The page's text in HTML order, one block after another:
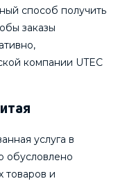
способ получить
заказы
компании UTEC
услуга в
обусловлено
товаров и